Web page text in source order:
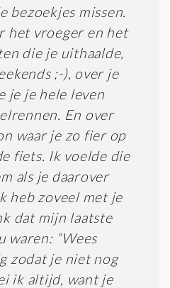
bezoekjes missen.
het vroeger en het
die je uithaalde,
;-), over je
je je hele leven
En over
waar je zo fier op
fiets. Ik voelde die
als je daarover
heb zoveel met je
dat mijn laatste
waren: “Wees
zodat je niet nog
ik altijd, want je